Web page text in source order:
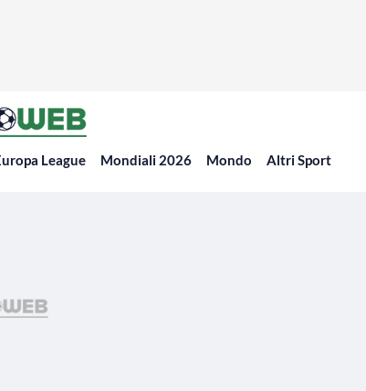
League Mondiali 2026 Mondo Altri Sport